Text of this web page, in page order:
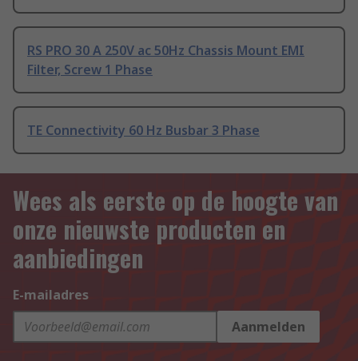
RS PRO 30 A 250V ac 50Hz Chassis Mount EMI
Filter, Screw 1 Phase
TE Connectivity 60 Hz Busbar 3 Phase
Wees als eerste op de hoogte van
onze nieuwste producten en
aanbiedingen
E-mailadres
Aanmelden